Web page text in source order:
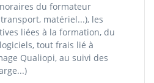
du formateur
matériel...), les
liées à la formation, du
tout frais lié à
Qualiopi, au suivi des